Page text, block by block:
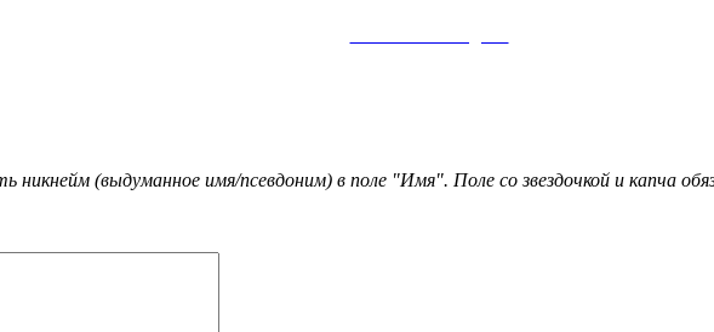
(выдуманное имя/псевдоним) в поле "Имя". Поле со звездочкой и капча